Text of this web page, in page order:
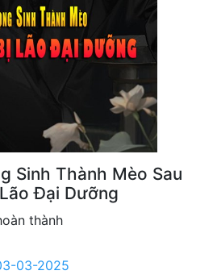
Sinh Thành Mèo Sau
Đại Dưỡng
thành
03-2025